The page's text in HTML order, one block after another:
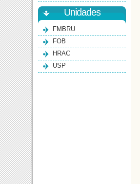
Unidades
FMBRU
FOB
HRAC
USP